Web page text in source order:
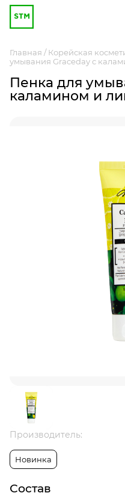
Главная Корейская
умывания Graceday с
Пенка для
каламином и
Производитель:
Новинка
Состав